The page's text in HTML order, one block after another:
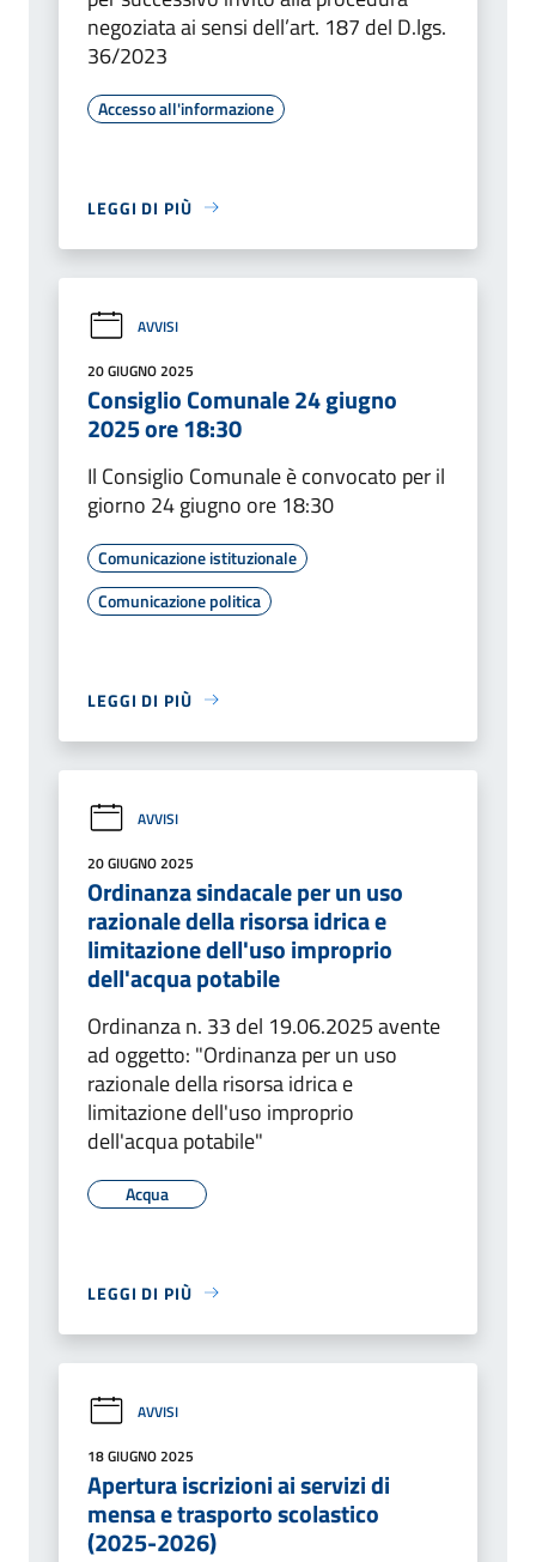
negoziata ai sensi dell’art. 187 del D.lgs.
36/2023
Accesso all'informazione
LEGGI DI PIÙ
AVVISI
20 GIUGNO 2025
Consiglio Comunale 24 giugno
2025 ore 18:30
Il Consiglio Comunale è convocato per il
giorno 24 giugno ore 18:30
Comunicazione istituzionale
Comunicazione politica
LEGGI DI PIÙ
AVVISI
20 GIUGNO 2025
Ordinanza sindacale per un uso
razionale della risorsa idrica e
limitazione dell'uso improprio
dell'acqua potabile
Ordinanza n. 33 del 19.06.2025 avente
ad oggetto: "Ordinanza per un uso
razionale della risorsa idrica e
limitazione dell'uso improprio
dell'acqua potabile"
Acqua
LEGGI DI PIÙ
AVVISI
18 GIUGNO 2025
Apertura iscrizioni ai servizi di
mensa e trasporto scolastico
(2025-2026)